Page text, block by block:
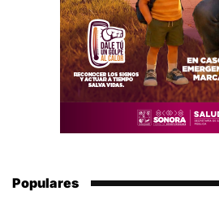
Populares